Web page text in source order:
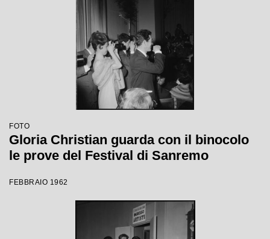
FOTO
Gloria Christian guarda con il binocolo
le prove del Festival di Sanremo
FEBBRAIO 1962